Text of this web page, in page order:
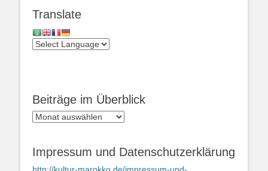
Translate
Beiträge im Überblick
Beiträge
Impressum und Datenschutzerklärung